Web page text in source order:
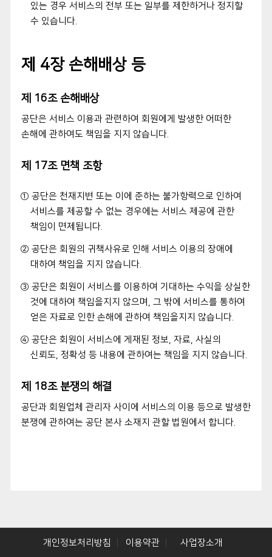
있는 경우 서비스의 전부 또는 일부를 제한하거나 정지할
수 있습니다.
제 4장 손해배상 등
제 16조 손해배상
공단은 서비스 이용과 관련하여 회원에게 발생한 어떠한
손해에 관하여도 책임을 지지 않습니다.
제 17조 면책 조항
① 공단은 천재지변 또는 이에 준하는 불가항력으로 인하여
서비스를 제공할 수 없는 경우에는 서비스 제공에 관한
책임이 면제됩니다.
② 공단은 회원의 귀책사유로 인해 서비스 이용의 장애에
대하여 책임을 지지 않습니다.
③ 공단은 회원이 서비스를 이용하여 기대하는 수익을 상실한
것에 대하여 책임을지지 않으며, 그 밖에 서비스를 통하여
얻은 자료로 인한 손해에 관하여 책임을지지 않습니다.
④ 공단은 회원이 서비스에 게재된 정보, 자료, 사실의
신뢰도, 정확성 등 내용에 관하여는 책임을 지지 않습니다.
제 18조 분쟁의 해결
공단과 회원업체 관리자 사이에 서비스의 이용 등으로 발생한
분쟁에 관하여는 공단 본사 소재지 관할 법원에서 합니다.
개인정보처리방침 이용약관 사업장소개